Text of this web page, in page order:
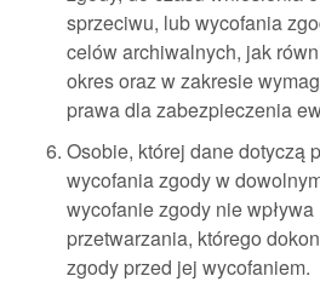
sprzeciwu, lub wycofania
celów archiwalnych, jak
okres oraz w zakresie
prawa dla zabezpieczenia
Osobie, której dane dotyczą
wycofania zgody w
wycofanie zgody nie
przetwarzania, którego
zgody przed jej wycofaniem.